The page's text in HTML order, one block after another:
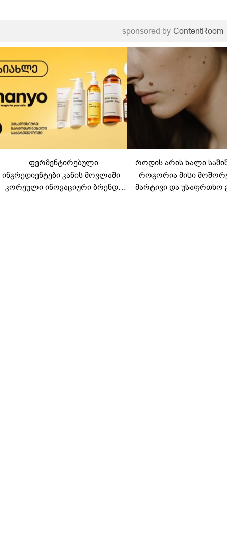
sponsored by ContentRoom
ფერმენტირებული
ინგრედიენტები კანის მოვლაში -
კორეული ინოვაციური ბრენდი
როდის არის ხალი
როგორია მისი
მარტივი და უსაფრთხო